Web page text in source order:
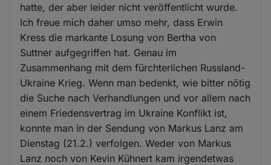
hatte, der aber leider nicht veröffentlicht wurde.
Ich freue mich daher umso mehr, dass Erwin
Kress die markante Losung von Bertha von
Suttner aufgegriffen hat. Genau im
Zusammenhang mit dem fürchterlichen Russland-
Ukraine Krieg. Wenn man bedenkt, wie bitter nötig
die Suche nach Verhandlungen und vor allem nach
einem Friedensvertrag im Ukraine Konflikt ist,
konnte man in der Sendung von Markus Lanz am
Dienstag (21.2.) verfolgen. Weder von Markus
Lanz noch von Kevin Kühnert kam irgendetwas